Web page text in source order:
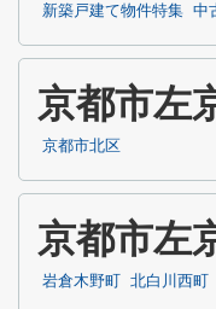
新築戸建て物件特集 中
京都市左
京都市北区
京都市左
岩倉木野町 北白川西町